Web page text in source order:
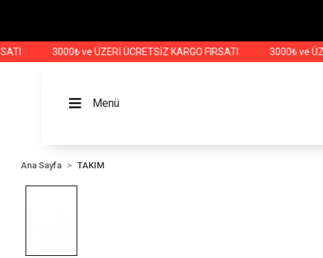
3000₺ ve ÜZERİ ÜCRETSİZ KARGO FIRSATI 3000₺ ve ÜZERİ
Menü
Ana Sayfa TAKIM